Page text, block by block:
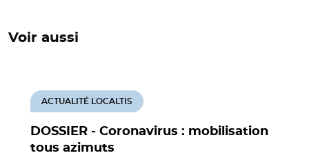
Voir aussi
DOSSIER - Coronavirus : mobilisation
tous azimuts
ACTUALITÉ LOCALTIS